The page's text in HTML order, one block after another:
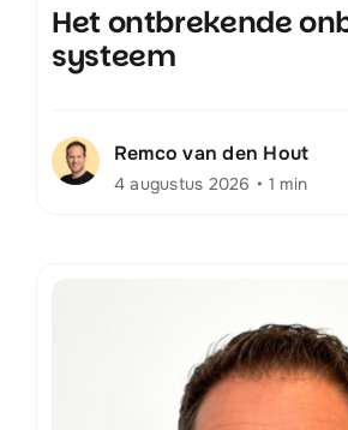
Het ontbrekende
systeem
Remco van den Hout
4 augustus 2026 • 1 min